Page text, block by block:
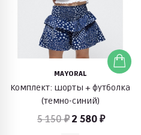
MAYORAL
Комплект: шорты + футболка
(темно-синий)
5 150 ₽ 2 580 ₽